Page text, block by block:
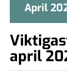
April
april